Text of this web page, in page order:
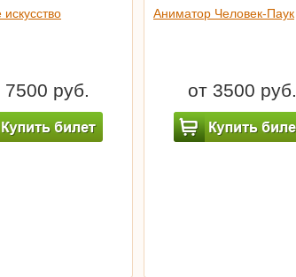
7500 руб.
Аниматор Человек-Паук
от 3500 руб.